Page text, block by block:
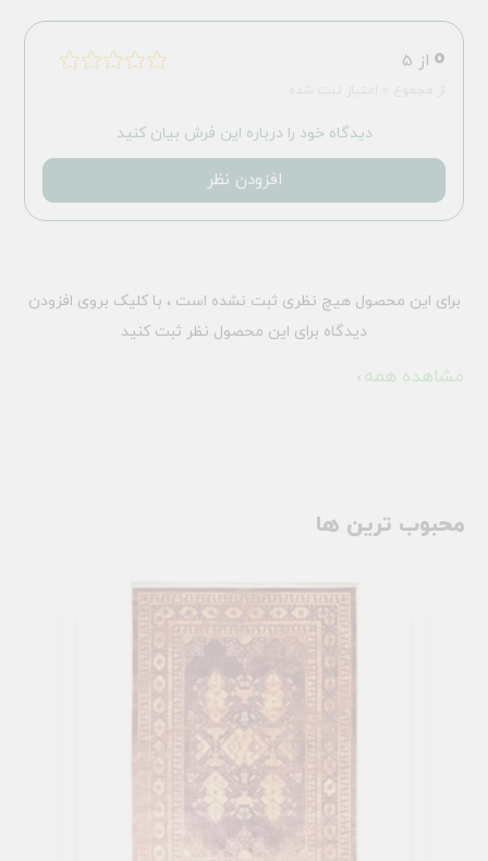
0 از 5
دیدگاه خود را درباره این فرش بیان کنید
افزودن نظر
برای این محصول هیچ نظری ثبت نشده است ، با کلیک بروی افزودن
دیدگاه برای این محصول نظر ثبت کنید
مشاهده همه
محبوب ترین ها